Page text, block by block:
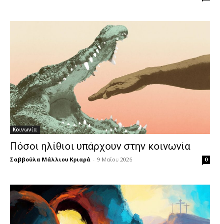
Κοινωνία
Πόσοι ηλίθιοι υπάρχουν στην κοινωνία
Σαββούλα Μάλλιου Κριαρά - 9 Μαΐου 2026 0